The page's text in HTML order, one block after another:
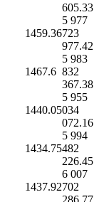
605.33
1459.36
5 977
723
977.42
1467.6
5 983
832
367.38
1440.05
5 955
034
072.16
1434.75
5 994
482
226.45
1437.92
6 007
702
286.77